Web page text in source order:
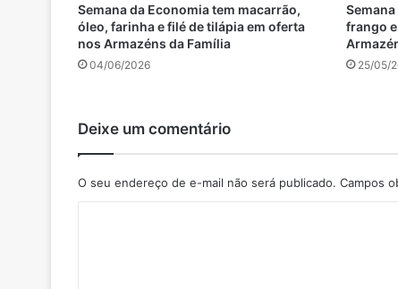
Semana da Economia tem macarrão,
óleo, farinha e filé de tilápia em oferta
nos Armazéns da Família
04/06/2026
frango
25/05/
Deixe um comentário
O seu endereço de e-mail não será publicado. Campos